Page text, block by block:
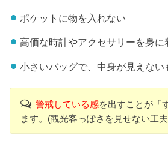
ポケットに物を入れない
高価な時計やアクセサリーを身に
小さいバッグで、中身が見えない
警戒している感を出すことが「
ます。(観光客っぽさを見せない工